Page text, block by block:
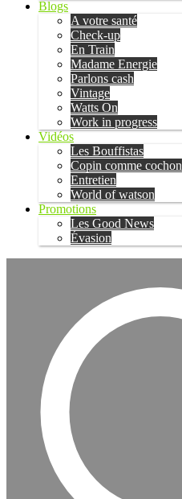
Blogs
A votre santé
Check-up
En Train
Madame Energie
Parlons cash
Vintage
Watts On
Work in progress
Vidéos
Les Bouffistas
Copin comme cochon
Entretien
World of watson
Promotions
Les Good News
Évasion